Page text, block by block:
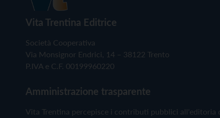
Vita Trentina Editrice
Società Cooperativa
Via Monsignor Endrici, 14 – 38122 Trento
P.IVA e C.F. 00199960220
Amministrazione trasparente
Vita Trentina percepisce i contributi pubblici all'editoria